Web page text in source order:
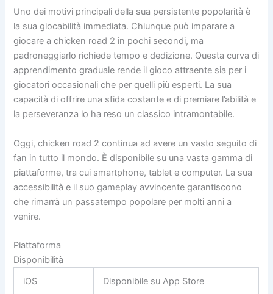
Uno dei motivi principali della sua persistente popolarità è
la sua giocabilità immediata. Chiunque può imparare a
giocare a chicken road 2 in pochi secondi, ma
padroneggiarlo richiede tempo e dedizione. Questa curva di
apprendimento graduale rende il gioco attraente sia per i
giocatori occasionali che per quelli più esperti. La sua
capacità di offrire una sfida costante e di premiare l’abilità e
la perseveranza lo ha reso un classico intramontabile.
Oggi, chicken road 2 continua ad avere un vasto seguito di
fan in tutto il mondo. È disponibile su una vasta gamma di
piattaforme, tra cui smartphone, tablet e computer. La sua
accessibilità e il suo gameplay avvincente garantiscono
che rimarrà un passatempo popolare per molti anni a
venire.
Piattaforma
Disponibilità
iOS
Disponibile su App Store